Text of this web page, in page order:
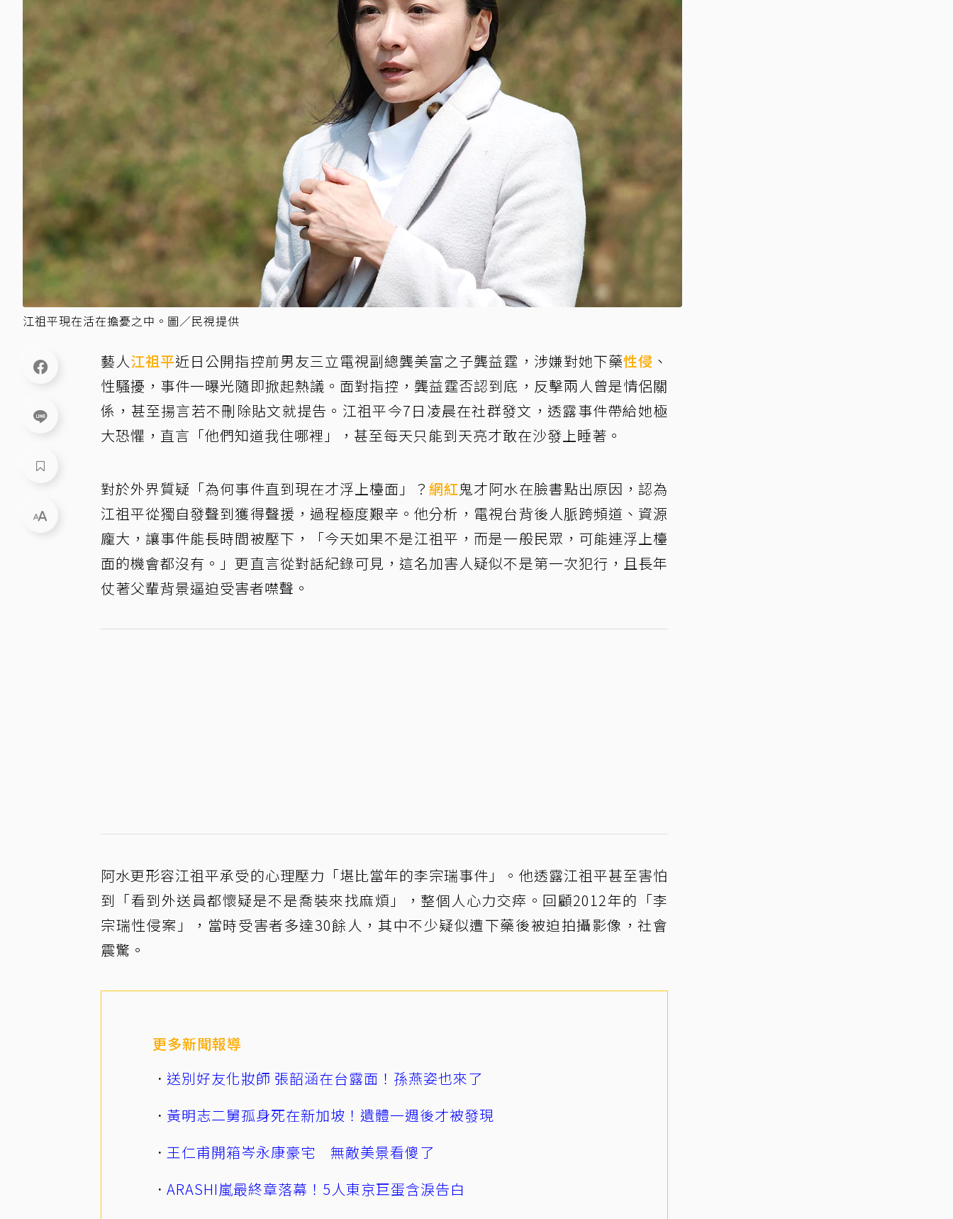
江祖平現在活在擔憂之中。圖／民視提供
藝人江祖平近日公開指控前男友三立電視副總龔美富之子龔益霆，涉嫌對她下藥性侵 、
性騷擾，事件一曝光隨即掀起熱議。面對指控，龔益霆否認到底，反擊兩人曾是情侶關
係，甚至揚言若不刪除貼文就提告。江祖平今7日凌晨在社群發文，透露事件帶給她極
大恐懼，直言「他們知道我住哪裡」，甚至每天只能到天亮才敢在沙發上睡著。
對於外界質疑「為何事件直到現在才浮上檯面」？網紅鬼才阿水在臉書點出原因，認為
江祖平從獨自發聲到獲得聲援，過程極度艱辛。他分析，電視台背後人脈跨頻道、資源
龐大，讓事件能長時間被壓下，「今天如果不是江祖平，而是一般民眾，可能連浮上檯
面的機會都沒有。」更直言從對話紀錄可見，這名加害人疑似不是第一次犯行，且長年
仗著父輩背景逼迫受害者噤聲。
阿水更形容江祖平承受的心理壓力「堪比當年的李宗瑞事件」。他透露江祖平甚至害怕
到「看到外送員都懷疑是不是喬裝來找麻煩」，整個人心力交瘁。回顧2012年的「李
宗瑞性侵案」，當時受害者多達30餘人，其中不少疑似遭下藥後被迫拍攝影像，社會
震驚。
更多新聞報導
送別好友化妝師 張韶涵在台露面！孫燕姿也來了
黃明志二舅孤身死在新加坡！遺體一週後才被發現
王仁甫開箱岑永康豪宅 無敵美景看傻了
ARASHI嵐最終章落幕！5人東京巨蛋含淚告白